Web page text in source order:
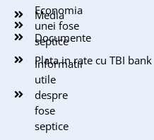
Economia
unei fose
septice
Informatii
utile
despre
fose
septice
Media
Documente
Plata in rate cu TBI bank